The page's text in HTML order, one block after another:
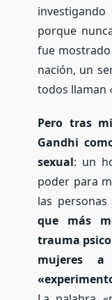
porque
fue
nación, un
todos llaman
Pero tras
Gandhi
sexual: un
poder para
las
que más
trauma
mujeres